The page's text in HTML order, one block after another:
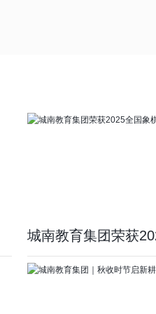
城南教育集团荣获